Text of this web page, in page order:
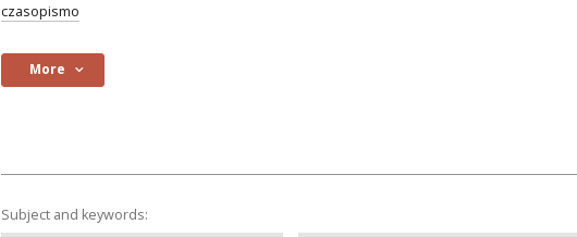
czasopismo
More
Subject and keywords: